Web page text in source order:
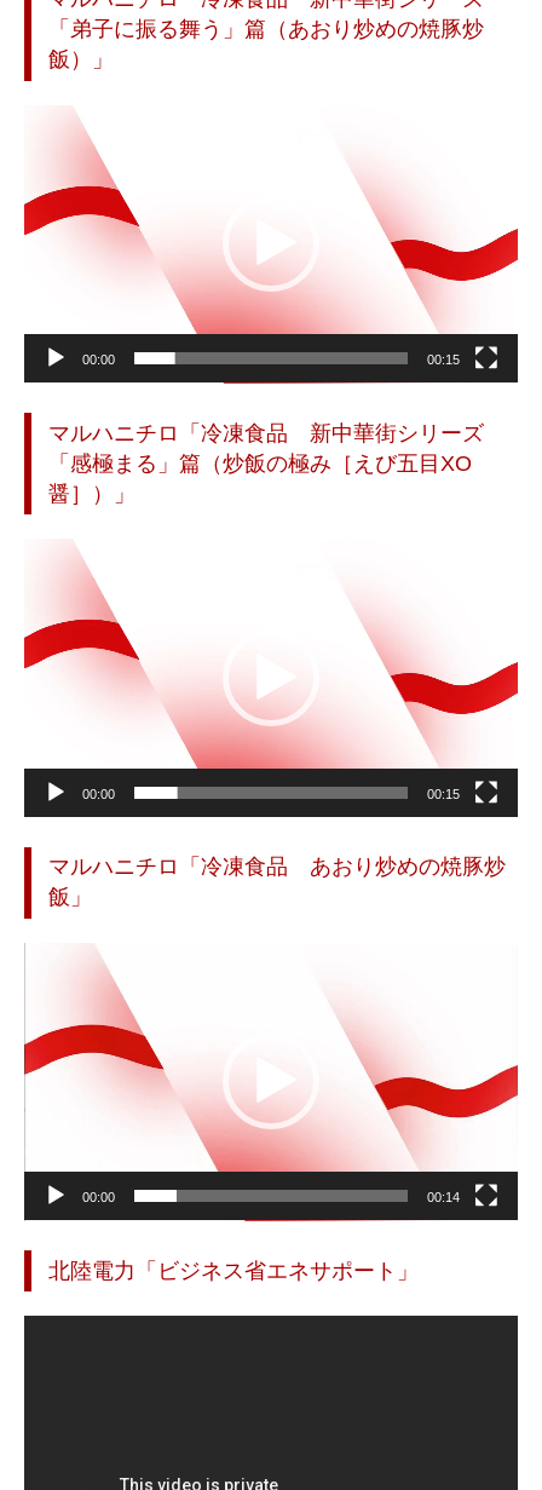
「弟子に振る舞う」篇（あおり炒めの焼豚炒
飯）」
ヤ
00:00 00:15
マルハニチロ「冷凍食品 新中華街シリーズ
「感極まる」篇（炒飯の極み［えび五目XO
醤］）」
ヤ
00:00 00:15
マルハニチロ「冷凍食品 あおり炒めの焼豚炒
飯」
動
ヤ
ー
00:00 00:14
北陸電力「ビジネス省エネサポート」